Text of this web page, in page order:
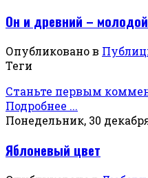
Он и древний –
Опубликовано в
Теги
Станьте первым
Подробнее ...
Понедельник, 30
Яблоневый цвет